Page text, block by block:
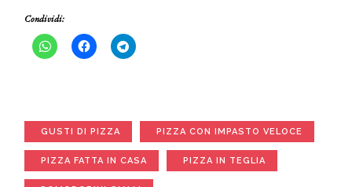
Condividi:
GUSTI DI PIZZA PIZZA CON IMPASTO VELOCE
PIZZA FATTA IN CASA PIZZA IN TEGLIA